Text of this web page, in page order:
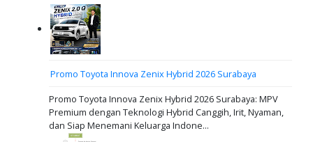
Promo Toyota Innova Zenix Hybrid 2026 Surabaya
Promo Toyota Innova Zenix Hybrid 2026 Surabaya: MPV
Premium dengan Teknologi Hybrid Canggih, Irit, Nyaman,
dan Siap Menemani Keluarga Indone...